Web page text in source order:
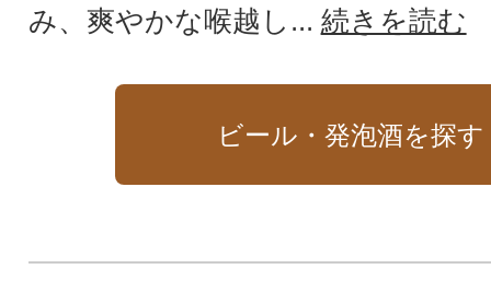
み、爽やかな喉越し... 続きを読む
ビール・発泡酒を探す